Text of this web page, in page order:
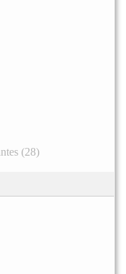
(28)